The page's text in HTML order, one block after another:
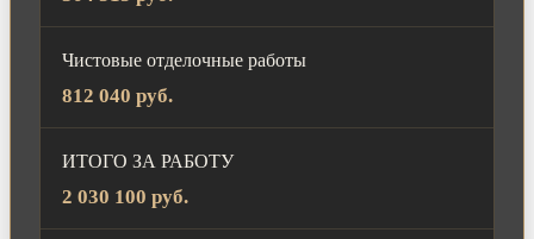
Чистовые отделочные работы
812 040 руб.
ИТОГО ЗА РАБОТУ
2 030 100 руб.